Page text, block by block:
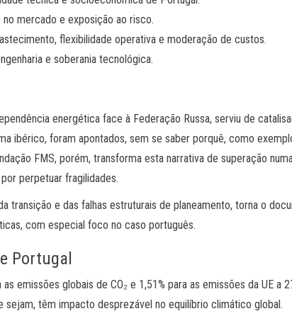
mercado e exposição ao risco.
flexibilidade operativa e moderação de custos.
e soberania tecnológica.
energética face à Federação Russa, serviu de
ibérico, foram apontados, sem se saber porquê, como
FMS, porém, transforma esta narrativa de superação
perpetuar fragilidades.
transição e das falhas estruturais de planeamento, torna o
com especial foco no caso português.
Portugal
emissões globais de CO₂ e 1,51% para as emissões da UE a
sejam, têm impacto desprezável no equilíbrio climático global.